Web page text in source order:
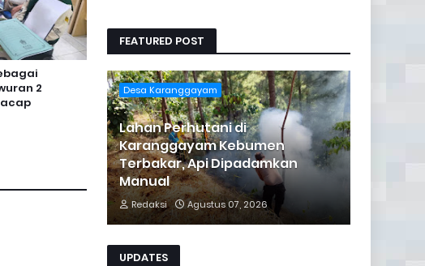
2
FEATURED POST
Desa Karanggayam
Lahan Perhutani di
Karanggayam Kebumen
Terbakar, Api Dipadamkan
Manual
Redaksi Agustus 07, 2026
UPDATES